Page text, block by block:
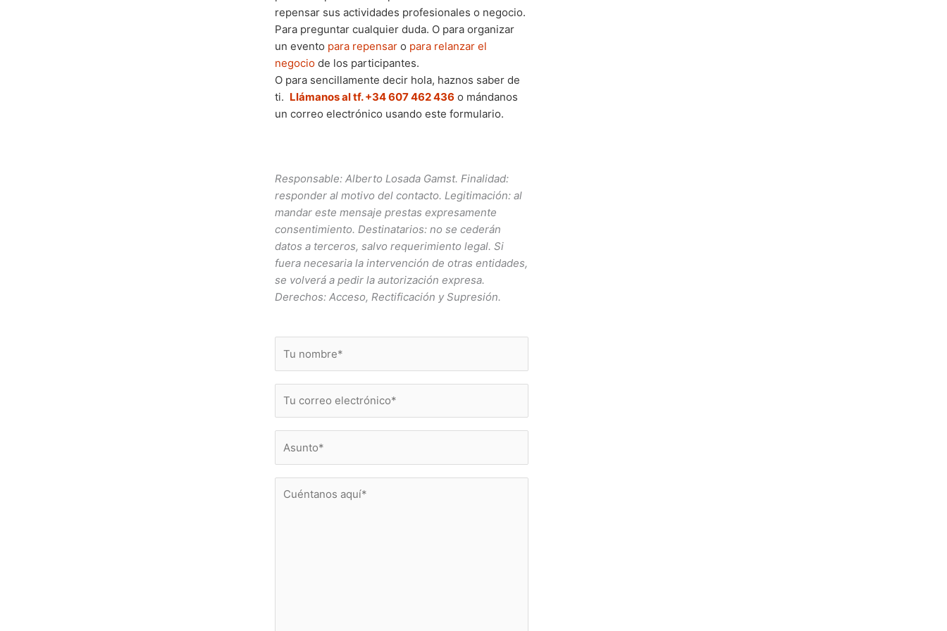
repensar sus actividades profesionales o negocio.
Para preguntar cualquier duda. O para organizar
un evento para repensaro para relanzar el
negociode los participantes.
O para sencillamente decir hola, haznos saber de
ti. Llámanos al tf. +34 607 462 436 o mándanos
un correo electrónico usando este formulario.
Responsable: Alberto Losada Gamst. Finalidad:
responder al motivo del contacto. Legitimación: al
mandar este mensaje prestas expresamente
consentimiento. Destinatarios: no se cederán
datos a terceros, salvo requerimiento legal. Si
fuera necesaria la intervención de otras entidades,
se volverá a pedir la autorización expresa.
Derechos: Acceso, Rectificación y Supresión.